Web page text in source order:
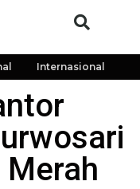
Internasional